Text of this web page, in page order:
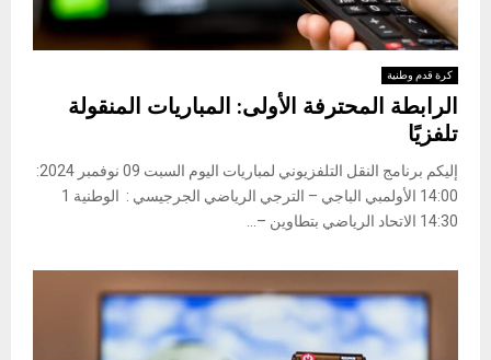
كرة قدم وطنية
الرابطة المحترفة الأولى: المباريات المنقولة
تلفزيًا
إليكم برنامج النقل التلفزيوني لمباريات اليوم السبت 09 نوفمبر 2024:
14:00 الأولمبي الباجي – الترجي الرياضي الجرجيسي : الوطنية 1
14:30 الاتحاد الرياضي بتطاوين –...